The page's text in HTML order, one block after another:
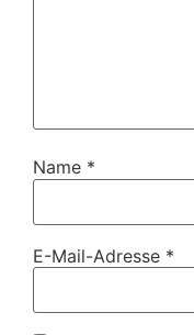
Name *
E-Mail-Adresse *